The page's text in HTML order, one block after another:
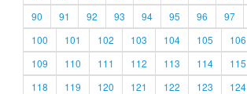
90
91 92 93 94 95 96 97
100
101 102 103 104 105 106
109
110 111 112 113 114 115
118
119 120 121 122 123 124